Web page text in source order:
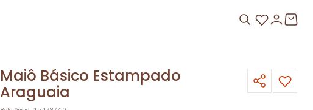
Maiô Básico Estampado
Araguaia